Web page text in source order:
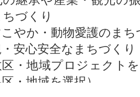
づくり
やか・動物愛護のまち
安心安全なまちづくり
区・地域プロジェクト
・地域を選択）